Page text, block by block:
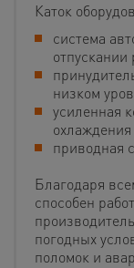
Каток
система
отпускании
низком
усиленная
приводная
Благодаря
способен
погодных
поломок и